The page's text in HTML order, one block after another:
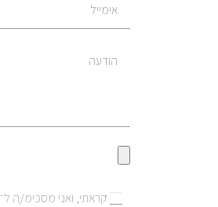
קראתי, ואני מסכימ/ה ל־